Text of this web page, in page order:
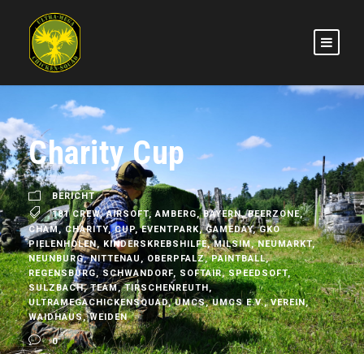
Charity Cup
BERICHT
181 CREW, AIRSOFT, AMBERG, BAYERN, BEERZONE,
CHAM, CHARITY, CUP, EVENTPARK, GAMEDAY, GKO
PIELENHOLEN, KINDERSKREBSHILFE, MILSIM, NEUMARKT,
NEUNBURG, NITTENAU , OBERPFALZ, PAINTBALL,
REGENSBURG, SCHWANDORF, SOFTAIR, SPEEDSOFT,
SULZBACH, TEAM, TIRSCHENREUTH,
ULTRAMEGACHICKENSQUAD, UMCS, UMCS E.V., VEREIN,
WAIDHAUS, WEIDEN
0